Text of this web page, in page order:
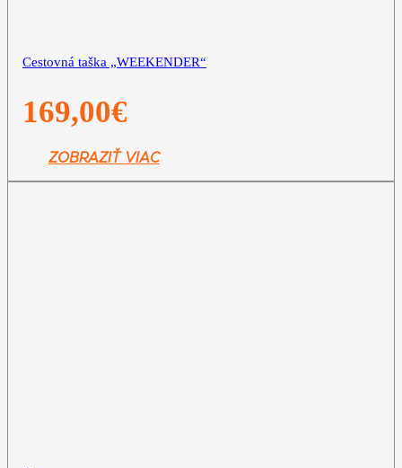
Cestovná taška „WEEKENDER“
169,00€
ZOBRAZIŤ VIAC